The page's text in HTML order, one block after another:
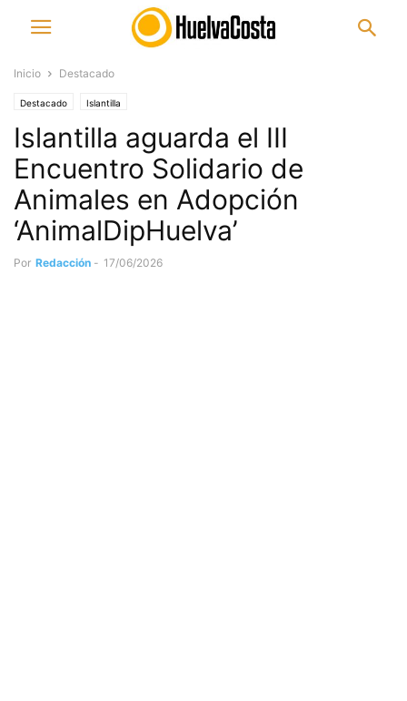
Inicio Destacado
Destacado Islantilla
Islantilla aguarda el III
Encuentro Solidario de
Animales en Adopción
‘AnimalDipHuelva’
Por Redacción - 17/06/2026